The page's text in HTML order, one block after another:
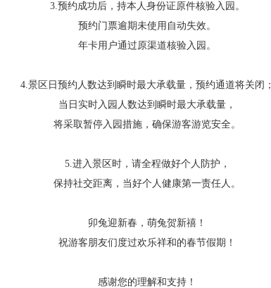
3.预约成功后，持本人身份证原件核验入园。
预约门票逾期未使用自动失效。
年卡用户通过原渠道核验入园。
4.景区日预约人数达到瞬时最大承载量，预约通道将关闭；
当日实时入园人数达到瞬时最大承载量，
将采取暂停入园措施，确保游客游览安全。
5.进入景区时，请全程做好个人防护，
保持社交距离，当好个人健康第一责任人。
卯兔迎新春，萌兔贺新禧！
祝游客朋友们度过欢乐祥和的春节假期！
感谢您的理解和支持！